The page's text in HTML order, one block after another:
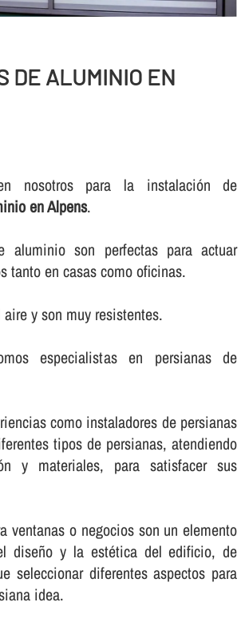
DE ALUMINIO EN
nosotros para la instalación de
en Alpens.
aluminio son perfectas para actuar
tanto en casas como oficinas.
y son muy resistentes.
especialistas en persianas de
como instaladores de persianas
tipos de persianas, atendiendo
y materiales, para satisfacer sus
ventanas o negocios son un elemento
diseño y la estética del edificio, de
seleccionar diferentes aspectos para
idea.